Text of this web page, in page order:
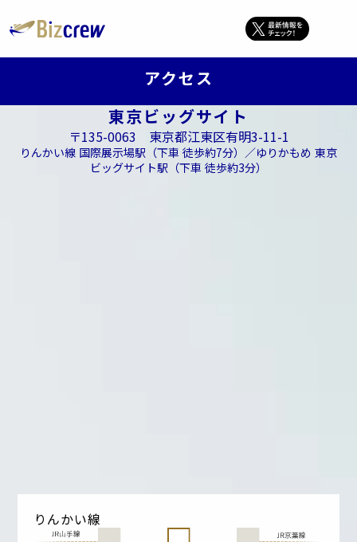
アクセス
東京ビッグサイト
〒135-0063 東京都江東区有明3-11-1
りんかい線 国際展示場駅（下車 徒歩約7分）／ゆりかもめ 東京
ビッグサイト駅（下車 徒歩約3分）
りんかい線